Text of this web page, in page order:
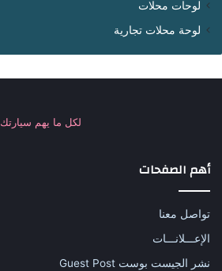
لوحات محلات
لوحة محلات تجارية
لكل ما يهم سيارتك
أهم الصفحات
تواصل معنا
الإعـــلانـــات
نشر الجيست بوست Guest Post